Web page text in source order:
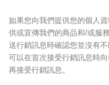
如果您向我們提供您的個人
供或宣傳我們的商品和/或服
送行銷訊息時確認您並沒有
可以在首次接受行銷訊息時
再接受行銷訊息。